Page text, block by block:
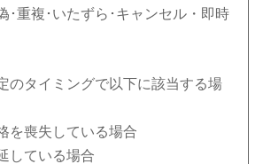
･重複･いたずら･キャンセル・即時
のタイミングで以下に該当する場
を喪失している場合
している場合